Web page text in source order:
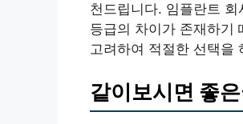
천드립니다. 임플란트
등급의 차이가 존재하기
고려하여 적절한 선택을
같이보시면 좋